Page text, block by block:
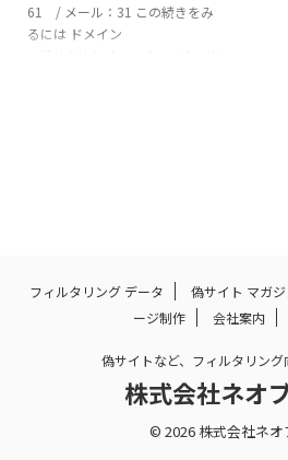
61 / メール：31 この続きをみ
るには ドメイン
フィルタリング データ 偽サイト マガジ
ージ制作
会社案内
偽サイトなど、フィルタリン
株式会社ネオ
© 2026 株式会社ネオ